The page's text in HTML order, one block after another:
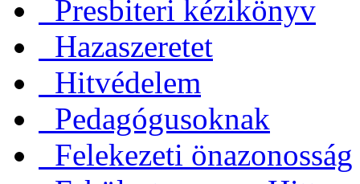
Presbiteri kézikönyv
Hazaszeretet
Hitvédelem
Pedagógusoknak
Felekezeti önazonosság